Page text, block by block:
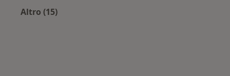
Altro (15)